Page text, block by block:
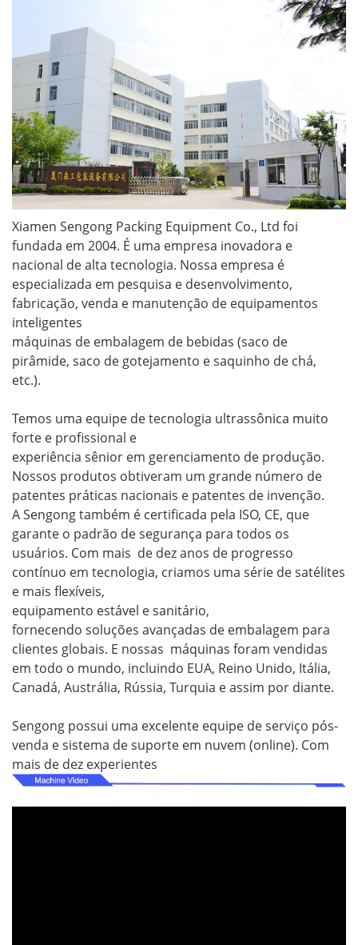
Xiamen Sengong Packing Equipment Co., Ltd foi
fundada em 2004. É uma empresa inovadora e
nacional de alta tecnologia. Nossa empresa é
especializada em pesquisa e desenvolvimento,
fabricação, venda e manutenção de equipamentos
inteligentes
máquinas de embalagem de bebidas (saco de
pirâmide, saco de gotejamento e saquinho de chá,
etc.).
Temos uma equipe de tecnologia ultrassônica muito
forte e profissional e
experiência sênior em gerenciamento de produção.
Nossos produtos obtiveram um grande número de
patentes práticas nacionais e patentes de invenção.
A Sengong também é certificada pela ISO, CE, que
garante o padrão de segurança para todos os
usuários. Com mais de dez anos de progresso
contínuo em tecnologia, criamos uma série de satélites
e mais flexíveis,
equipamento estável e sanitário,
fornecendo soluções avançadas de embalagem para
clientes globais. E nossas máquinas foram vendidas
em todo o mundo, incluindo EUA, Reino Unido, Itália,
Canadá, Austrália, Rússia, Turquia e assim por diante.
Sengong possui uma excelente equipe de serviço pós-
venda e sistema de suporte em nuvem (online). Com
mais de dez experientes